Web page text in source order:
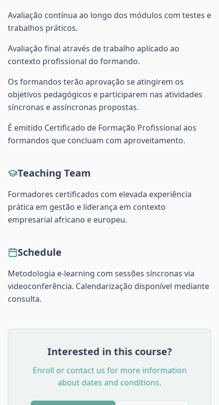
Avaliação contínua ao longo dos módulos com testes e
trabalhos práticos.
Avaliação final através de trabalho aplicado ao
contexto profissional do formando.
Os formandos terão aprovação se atingirem os
objetivos pedagógicos e participarem nas atividades
síncronas e assíncronas propostas.
É emitido Certificado de Formação Profissional aos
formandos que concluam com aproveitamento.
Teaching Team
Formadores certificados com elevada experiência
prática em gestão e liderança em contexto
empresarial africano e europeu.
Schedule
Metodologia e-learning com sessões síncronas via
videoconferência. Calendarização disponível mediante
consulta.
Interested in this course?
Enroll or contact us for more information
about dates and conditions.